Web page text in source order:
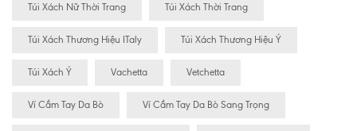
Túi Xách Nữ Thời Trang Túi Xách Thời Trang
Túi Xách Thương Hiệu ITaly Túi Xách Thương Hiệu Ý
Túi Xách Ý Vachetta Vetchetta
Ví Cầm Tay Da Bò Ví Cầm Tay Da Bò Sang Trọng